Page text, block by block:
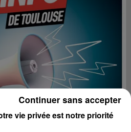
vie privée est notre priorité
Continuer sans accepter